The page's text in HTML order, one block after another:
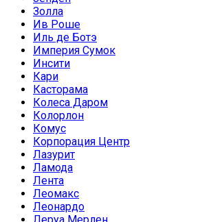
Золла
Ив Роше
Иль де Ботэ
Империя Сумок
Инсити
Кари
Касторама
Колеса Даром
Колорлон
Комус
Корпорация Центр
Лазурит
Ламода
Лента
Леомакс
Леонардо